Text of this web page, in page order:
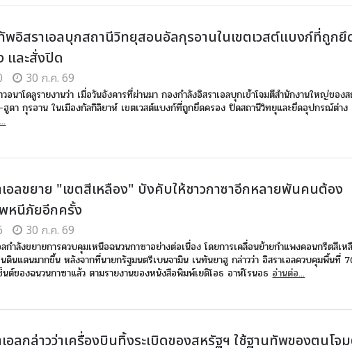
พอิสราเอลบุกสถานีวิทยุสอนอัลกุรอานในเขตเวสต์แบงก์ที่ถูกยึ
และสั่งปิด
30 ก.ค. 69
วอนาโดลูรายงานว่า เมื่อวันอังคารที่ผ่านมา กองกำลังอิสราเอลบุกเข้าโจมตีสำนักงานใหญ่ของ
ฮูดา กุรอาน ในเมืองกัลกิลิยาห์ เขตเวสต์แบงก์ที่ถูกยึดครอง ปิดสถานีวิทยุและยึดอุปกรณ์ต่าง
อลขยาย "เขตสีเหลือง" บังคับให้ชาวกาซาอีกหลายพันคนต้อง
หนีภัยอีกครั้ง
30 ก.ค. 69
ลกำลังขยายการควบคุมเหนือฉนวนกาซาอย่างต่อเนื่อง โดยการเคลื่อนย้ายกำแพงคอนกรีตสีเห
นดินแดนมากขึ้น หลังจากที่นายกรัฐมนตรีเบนจามิน เนทันยาฮู กล่าวว่า อิสราเอลควบคุมพื้นที่
นต์ของฉนวนกาซาแล้ว ตามรายงานของหนังสือพิมพ์เยดิโอธ อาห์โรนอธ อ่านต่อ...
อลกล่าวว่าเครื่องบินทิ้งระเบิดของสหรัฐฯ ใช้ฐานทัพของตนโจ